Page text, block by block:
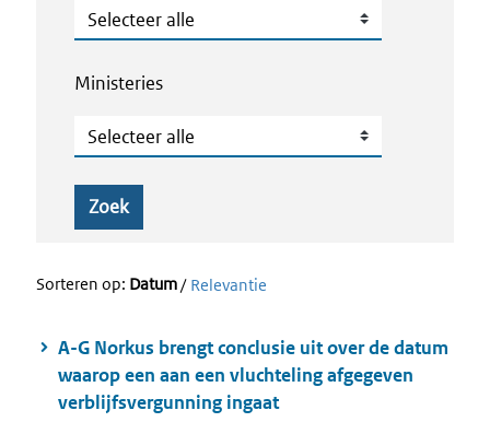
Jaar
Ministeries
Ministeries
Zoek
Sorteren op: Datum/ Relevantie
A-G Norkus brengt conclusie uit over de datum
waarop een aan een vluchteling afgegeven
verblijfsvergunning ingaat